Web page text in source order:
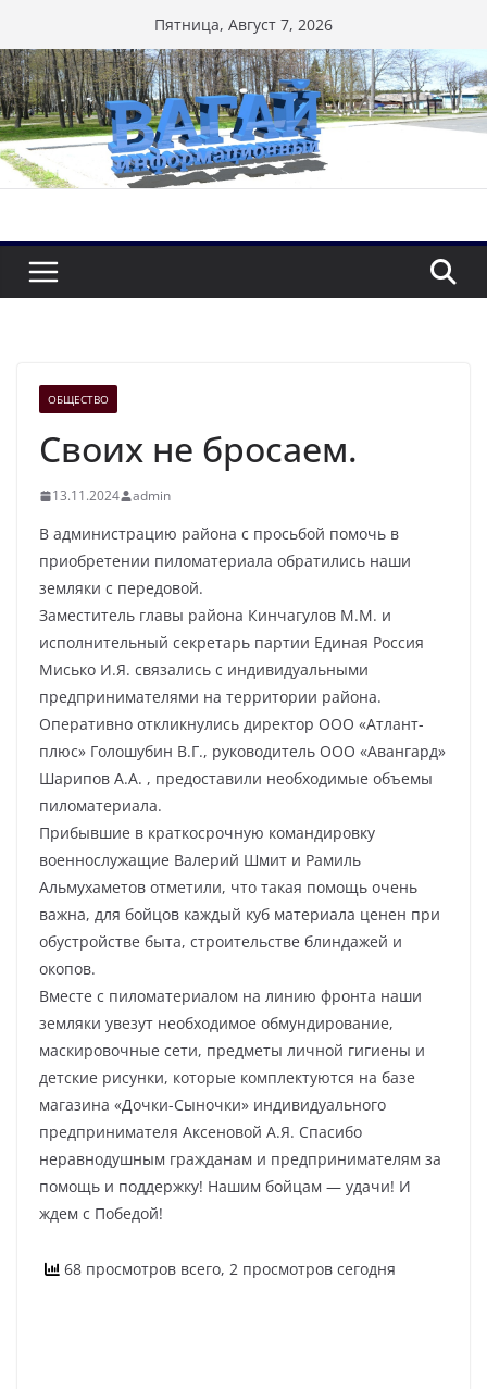
к
содержимому
Пятница, Август 7, 2026
ОБЩЕСТВО
Своих не бросаем.
13.11.2024 admin
В администрацию района с просьбой помочь в
приобретении пиломатериала обратились наши
земляки с передовой.
Заместитель главы района Кинчагулов М.М. и
исполнительный секретарь партии Единая Россия
Мисько И.Я. связались с индивидуальными
предпринимателями на территории района.
Оперативно откликнулись директор ООО «Атлант-
плюс» Голошубин В.Г., руководитель ООО «Авангард»
Шарипов А.А. , предоставили необходимые объемы
пиломатериала.
Прибывшие в краткосрочную командировку
военнослужащие Валерий Шмит и Рамиль
Альмухаметов отметили, что такая помощь очень
важна, для бойцов каждый куб материала ценен при
обустройстве быта, строительстве блиндажей и
окопов.
Вместе с пиломатериалом на линию фронта наши
земляки увезут необходимое обмундирование,
маскировочные сети, предметы личной гигиены и
детские рисунки, которые комплектуются на базе
магазина «Дочки-Сыночки» индивидуального
предпринимателя Аксеновой А.Я. Спасибо
неравнодушным гражданам и предпринимателям за
помощь и поддержку! Нашим бойцам — удачи! И
ждем с Победой!
68 просмотров всего, 2 просмотров сегодня